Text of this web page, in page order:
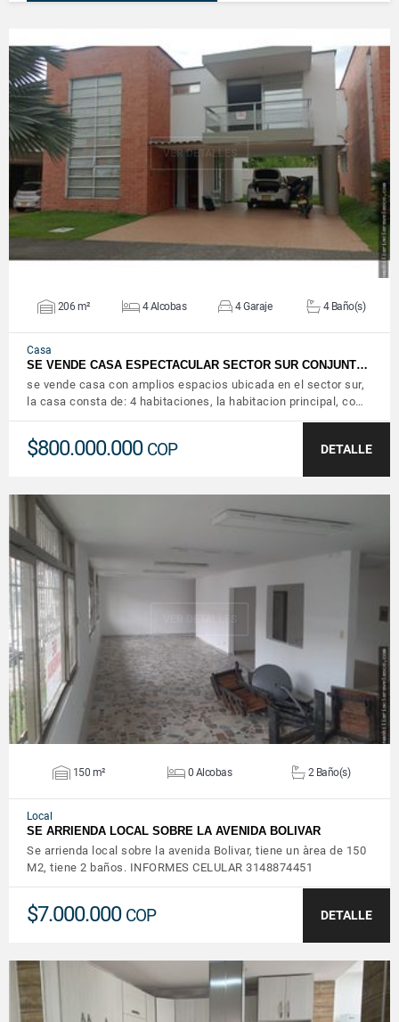
VER DETALLES
206 m² 4 Alcobas 4 Garaje 4 Baño(s)
Casa
SE VENDE CASA ESPECTACULAR SECTOR SUR CONJUNT…
se vende casa con amplios espacios ubicada en el sector sur,
la casa consta de: 4 habitaciones, la habitacion principal, co…
$800.000.000 COP DETALLE
VER DETALLES
150 m² 0 Alcobas 2 Baño(s)
Local
SE ARRIENDA LOCAL SOBRE LA AVENIDA BOLIVAR
Se arrienda local sobre la avenida Bolivar, tiene un àrea de 150
M2, tiene 2 baños. INFORMES CELULAR 3148874451
$7.000.000 COP DETALLE